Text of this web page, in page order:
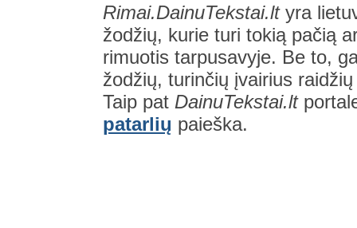
Rimai.DainuTekstai.ltyra
žodžių, kurie turi tokią pačią
rimuotis tarpusavyje. Be to,
žodžių, turinčių įvairius
Taip pat DainuTekstai.lt
patarlių paieška.